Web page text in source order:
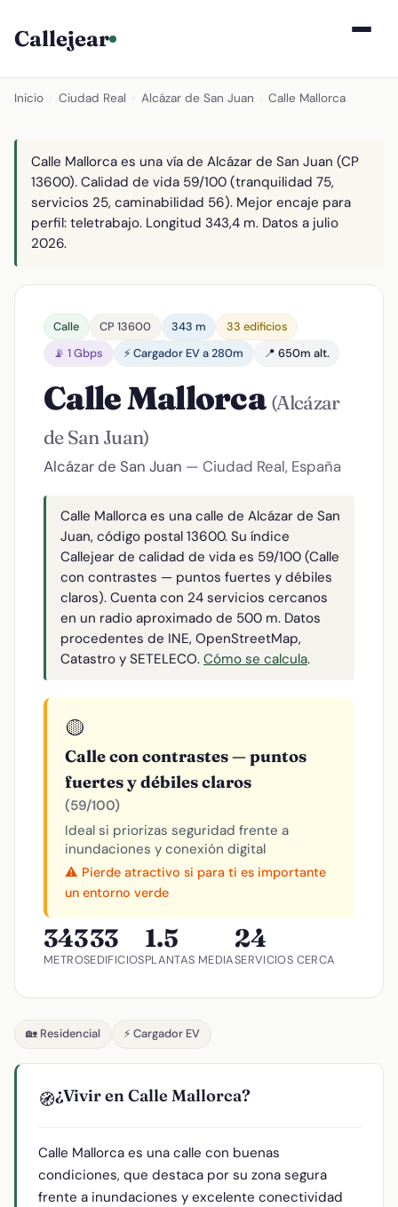
Callejear
Inicio Ciudad Real Alcázar de San Juan Calle Mallorca
Calle Mallorca es una vía de Alcázar de San Juan (CP
13600). Calidad de vida 59/100 (tranquilidad 75,
servicios 25, caminabilidad 56). Mejor encaje para
perfil: teletrabajo. Longitud 343,4 m. Datos a julio
2026.
Calle CP 13600 343 m
33 edificios
📡 1 Gbps
⚡ Cargador EV a 280m 📍 650m alt.
Calle Mallorca (Alcázar
de San Juan)
Alcázar de San Juan — Ciudad Real, España
Calle Mallorca es una calle de Alcázar de San
Juan, código postal 13600. Su índice
Callejear de calidad de vida es 59/100 (Calle
con contrastes — puntos fuertes y débiles
claros). Cuenta con 24 servicios cercanos
en un radio aproximado de 500 m. Datos
procedentes de INE, OpenStreetMap,
Catastro y SETELECO. Cómo se calcula.
🟡
Calle con contrastes — puntos
fuertes y débiles claros
(59/100)
Ideal si priorizas seguridad frente a
inundaciones y conexión digital
⚠️ Pierde atractivo si para ti es importante
un entorno verde
343
METROS
33
EDIFICIOS
1.5
PLANTAS MEDIA
24
SERVICIOS CERCA
🏡 Residencial ⚡ Cargador EV
🧭¿Vivir en Calle Mallorca?
Calle Mallorca es una calle con buenas
condiciones, que destaca por su zona segura
frente a inundaciones y excelente conectividad